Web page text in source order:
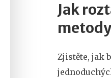
Jak
Zjistěte, jak